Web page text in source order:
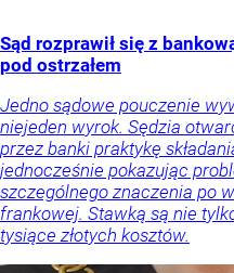
Sąd rozprawił się z
pod ostrzałem
Jedno sądowe pouczenie
niejeden wyrok. Sędzia
przez banki praktykę
jednocześnie pokazując
szczególnego znaczenia po
frankowej. Stawką są nie
tysiące złotych kosztów.